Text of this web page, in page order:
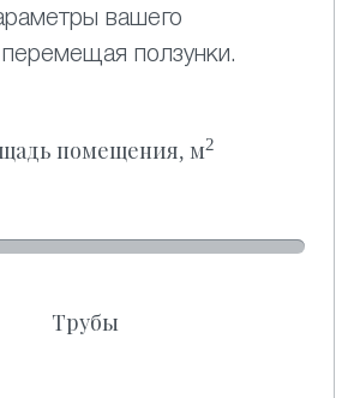
вашего
ползунки.
помещения, м2
Трубы